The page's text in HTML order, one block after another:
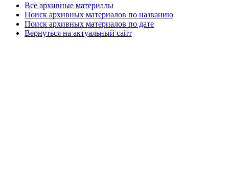
Все архивные материалы
Поиск архивных материалов по названию
Поиск архивных материалов по дате
Вернуться на актуальный сайт